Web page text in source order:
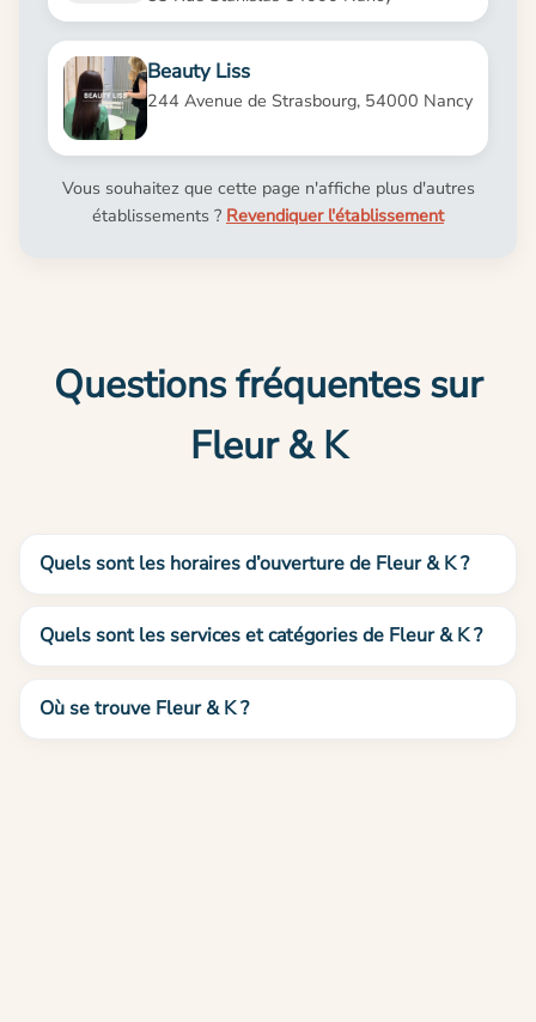
Beauty Liss
244 Avenue de Strasbourg, 54000 Nancy
Vous souhaitez que cette page n'affiche plus d'autres
établissements ? Revendiquer l'établissement
Questions fréquentes sur
Fleur & K
Quels sont les horaires d’ouverture de Fleur & K ?
Quels sont les services et catégories de Fleur & K ?
Où se trouve Fleur & K ?